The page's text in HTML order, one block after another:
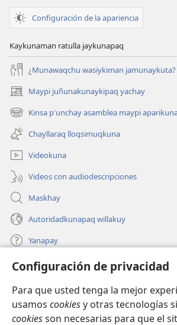
Configuración de privacidad
Para que usted tenga la mejor
usamos cookiesy otras tecnologías
cookiesson necesarias para que el
Configuración de la apariencia
Kaykunaman ratulla jaykunapaq
¿Munawaqchu wasiykiman jamunaykuta?
Maypi juñunakunaykipaq yachay
(abre
una
nueva
ventana)
Kinsa p'unchay asamblea maypi
(abre
una
nueva
ventana)
Chayllaraq lloqsimuqkuna
Videokuna
Videos con audiodescripciones
Maskhay
Autoridadkunapaq willakuy
Yanapay
Donacionta churanapaq
una
ventana)
INTERNETPI QELQANCHISKUNA
(abre
una